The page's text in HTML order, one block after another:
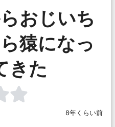
おじいち
猿になっ
きた
8年くらい前